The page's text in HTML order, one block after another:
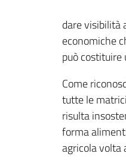
dare visibilità
economiche
può
Come
tutte le
risulta
forma
agricola volta